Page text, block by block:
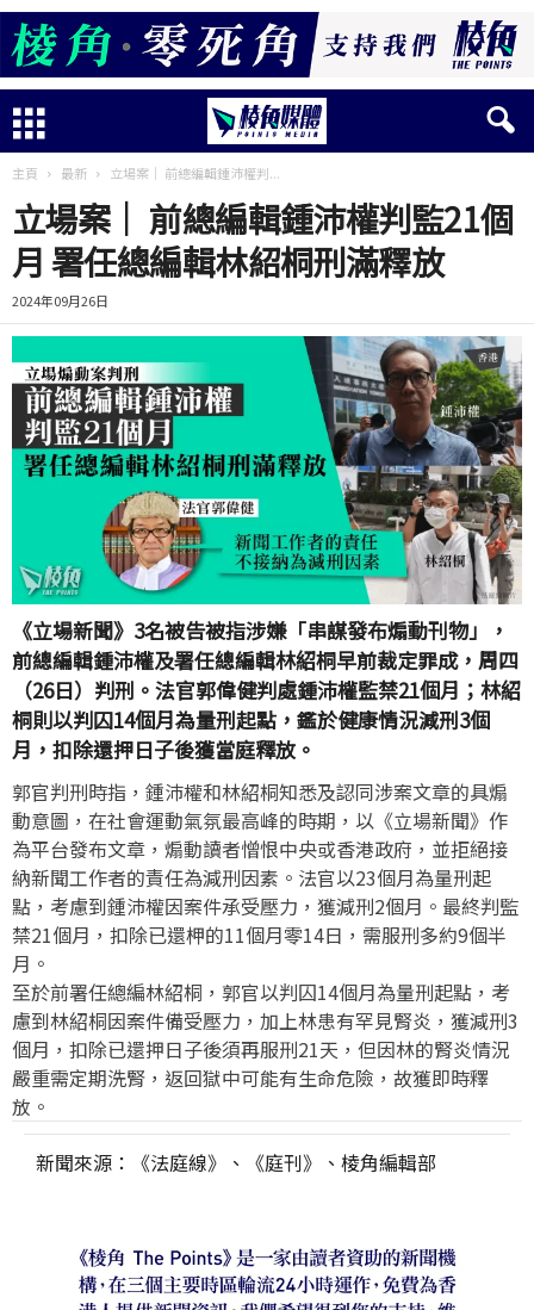
主頁 最新 立場案｜ 前總編輯鍾沛權判...
立場案｜ 前總編輯鍾沛權判監21個
月 署任總編輯林紹桐刑滿釋放
2024年09月26日
《立場新聞》3名被告被指涉嫌「串謀發布煽動刊物」，
前總編輯鍾沛權及署任總編輯林紹桐早前裁定罪成，周四
（26日）判刑。法官郭偉健判處鍾沛權監禁21個月；林紹
桐則以判囚14個月為量刑起點，鑑於健康情況減刑3個
月，扣除還押日子後獲當庭釋放。
郭官判刑時指，鍾沛權和林紹桐知悉及認同涉案文章的具煽
動意圖，在社會運動氣氛最高峰的時期，以《立場新聞》作
為平台發布文章，煽動讀者憎恨中央或香港政府，並拒絕接
納新聞工作者的責任為減刑因素。法官以23個月為量刑起
點，考慮到鍾沛權因案件承受壓力，獲減刑2個月。最終判監
禁21個月，扣除已還柙的11個月零14日，需服刑多約9個半
月。
至於前署任總編林紹桐，郭官以判囚14個月為量刑起點，考
慮到林紹桐因案件備受壓力，加上林患有罕見腎炎，獲減刑3
個月，扣除已還押日子後須再服刑21天，但因林的腎炎情況
嚴重需定期洗腎，返回獄中可能有生命危險，故獲即時釋
放。
新聞來源：《法庭線》、《庭刊》、棱角編輯部